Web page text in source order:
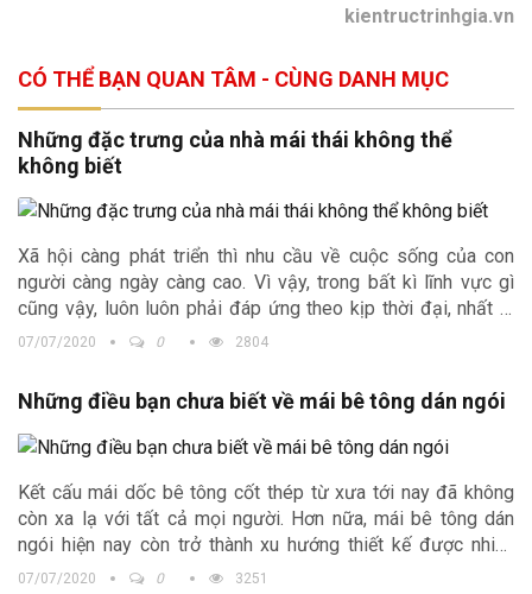
kientructrinhgia.vn
CÓ THỂ BẠN QUAN TÂM - CÙNG DANH MỤC
Những đặc trưng của nhà mái thái không thể
không biết
Xã hội càng phát triển thì nhu cầu về cuộc sống của con
người càng ngày càng cao. Vì vậy, trong bất kì lĩnh vực gì
cũng vậy, luôn luôn phải đáp ứng theo kịp thời đại, nhất là
đối với linh vực nhà ở. Trong bài viết này, Kiến trúc Trịnh Gia
07/07/2020 0 2804
Những điều bạn chưa biết về mái bê tông dán ngói
Kết cấu mái dốc bê tông cốt thép từ xưa tới nay đã không
còn xa lạ với tất cả mọi người. Hơn nữa, mái bê tông dán
ngói hiện nay còn trở thành xu hướng thiết kế được nhiều
người ưa chuộng và lựa chọn cho không gian sống của gia
07/07/2020 0 3251